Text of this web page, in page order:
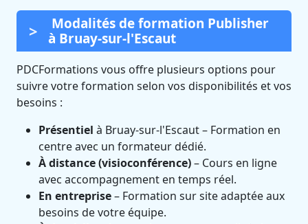
Modalités de formation Publisher
à Bruay-sur-l'Escaut
PDCFormations vous offre plusieurs options pour
suivre votre formation selon vos disponibilités et vos
besoins :
Présentiel à Bruay-sur-l'Escaut – Formation en
centre avec un formateur dédié.
À distance (visioconférence)– Cours en ligne
avec accompagnement en temps réel.
En entreprise– Formation sur site adaptée aux
besoins de votre équipe.